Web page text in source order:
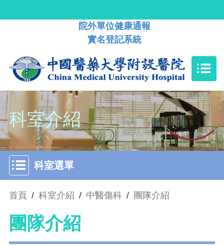
院外單位健康通報
實名登記系統
科室介紹
科室選單
首頁 / 科室介紹 / 中醫傷科 / 團隊介紹
團隊介紹